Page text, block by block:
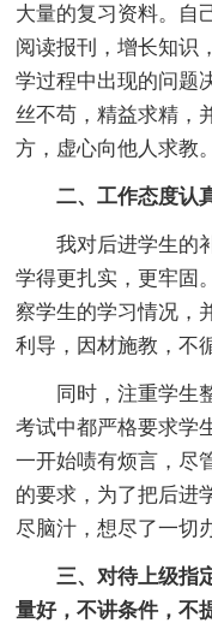
大量的复习资料。自
阅读报刊，增长知识
学过程中出现的问题
丝不苟，精益求精，
方，虚心向他人求教。
二、工作态度认
我对后进学生的
学得更扎实，更牢固
察学生的学习情况，
利导，因材施教，不
同时，注重学生
考试中都严格要求学
一开始啧有烦言，尽
的要求，为了把后进
尽脑汁，想尽了一切
三、对待上级指
量好，不讲条件，不